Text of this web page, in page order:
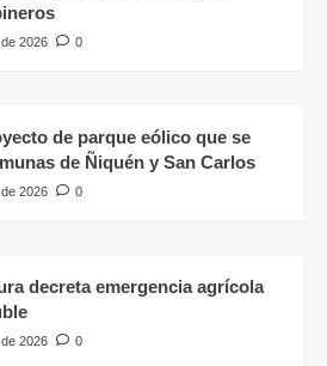
2026 0
de parque eólico que se
de Ñiquén y San Carlos
2026 0
decreta emergencia agrícola
2026 0